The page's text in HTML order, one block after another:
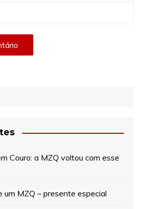
Couro: a MZQ voltou com esse
um MZQ – presente especial